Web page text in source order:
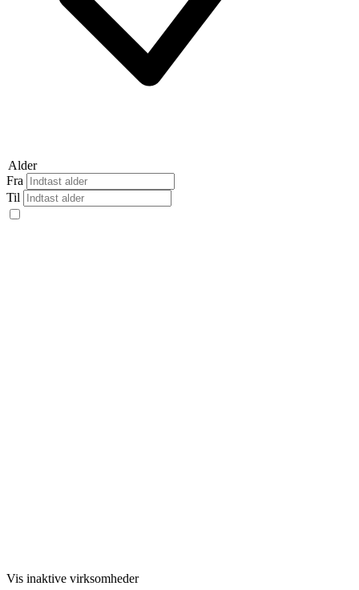
Alder
Fra
Til
Vis inaktive virksomheder